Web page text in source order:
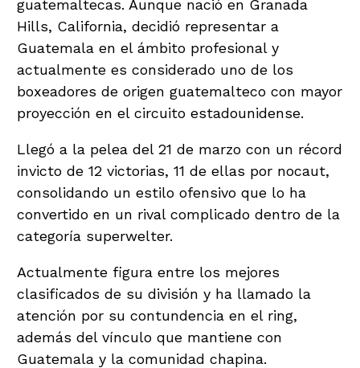
guatemaltecas. Aunque nació en Granada
Hills, California, decidió representar a
Guatemala en el ámbito profesional y
actualmente es considerado uno de los
boxeadores de origen guatemalteco con mayor
proyección en el circuito estadounidense.
Llegó a la pelea del 21 de marzo con un récord
invicto de 12 victorias, 11 de ellas por nocaut,
consolidando un estilo ofensivo que lo ha
convertido en un rival complicado dentro de la
categoría superwelter.
Actualmente figura entre los mejores
clasificados de su división y ha llamado la
atención por su contundencia en el ring,
además del vínculo que mantiene con
Guatemala y la comunidad chapina.